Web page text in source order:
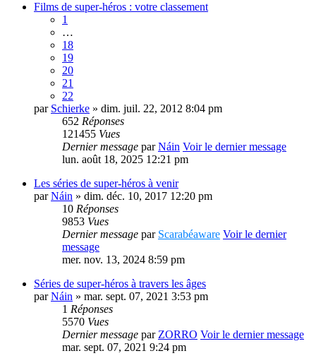
Films de super-héros : votre classement
1
…
18
19
20
21
22
par Schierke » dim. juil. 22, 2012 8:04 pm
652 Réponses
121455 Vues
Dernier message parNáin Voir le dernier message
lun. août 18, 2025 12:21 pm
Les séries de super-héros à venir
parNáin » dim. déc. 10, 2017 12:20 pm
10 Réponses
9853 Vues
Dernier message par Scarabéaware Voir le dernier
message
mer. nov. 13, 2024 8:59 pm
Séries de super-héros à travers les âges
parNáin » mar. sept. 07, 2021 3:53 pm
1 Réponses
5570 Vues
Dernier message parZORRO Voir le dernier message
mar. sept. 07, 2021 9:24 pm